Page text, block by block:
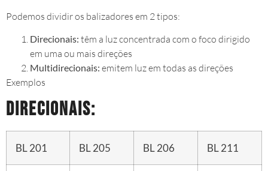
Podemos dividir os balizadores em 2 tipos:
Direcionais: têm a luz concentrada com o foco dirigido
em uma ou mais direções
Multidirecionais: emitem luz em todas as direções
Exemplos
Direcionais:
BL 201 BL 205 BL 206 BL 211